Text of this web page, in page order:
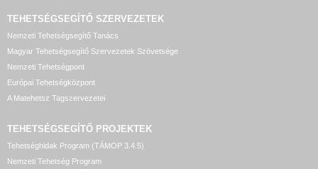
TEHETSÉGSEGÍTŐ SZERVEZETEK
Nemzeti Tehetségsegítő Tanács
Magyar Tehetségsegítő Szervezetek Szövetsége
Nemzeti Tehetségpont
Európai Tehetségközpont
A Matehetsz Tagszervezetei
TEHETSÉGSEGÍTŐ PROJEKTEK
Tehetséghidak Program (TÁMOP 3.4.5)
Nemzeti Tehetség Program